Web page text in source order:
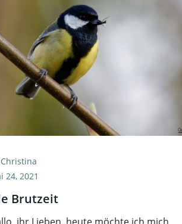
Christina
24, 2021
Brutzeit